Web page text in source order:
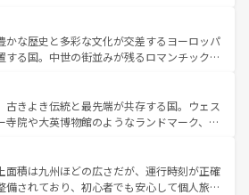
よって風土や気候が異なるスペインはその個
性で訪れる人を魅了する。 なお、新着のスペイン情報は コ
を参照してほしい。
力が詰まっている。華麗な宮殿、歴史的な大
ビーチ、そして豊かな自然が、訪れる者を心
。また、フランスは美食の国としても知ら
パンの発祥地であるランス、プロヴァンスの
ンダー畑など、多彩な楽しみ方が可能だ。さ
外の地域にも魅力が溢れており、どの街角に
を運ぶとそれぞれで全く異なる文化を体験で
きるだろう。 なお、新着のフランス情報はコンテンツ一覧
しい。
かな歴史と多彩な文化が交差するヨーロッパ
する国。中世の街並みが残るロマンチック街
国は、どこを歩いても飽きることがない。ベ
的活気、バイエルン州のアルプスの絶景、そ
沿いのワイン畑といった風景は必見。ビール
にはぜひ体験してほしい。 なお、新着の
コンテンツ一覧を参照してほしい。
古きよき伝統と最先端が共存する国。ウェス
寺院や大英博物館のようなランドマーク、歴
なる魅力がある。また、優雅なアフタヌーン
ル好きにはたまらない英国パブ、サッカー観
だからこそできる体験も豊富。イギリスを旅
面積は九州ほどの広さだが、運行時刻が正確
備されており、初心者でも安心して個人旅行